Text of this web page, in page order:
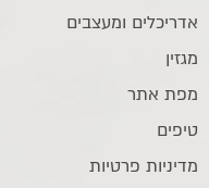
אדריכלים ומעצבים
מגזין
מפת אתר
טיפים
מדיניות פרטיות